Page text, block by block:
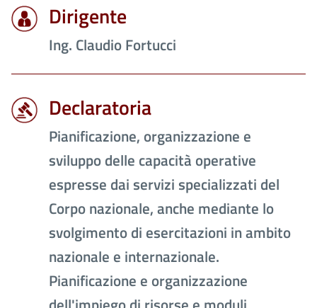
Dirigente
Ing. Claudio Fortucci
Declaratoria
Pianificazione, organizzazione e
sviluppo delle capacità operative
espresse dai servizi specializzati del
Corpo nazionale, anche mediante lo
svolgimento di esercitazioni in ambito
nazionale e internazionale.
Pianificazione e organizzazione